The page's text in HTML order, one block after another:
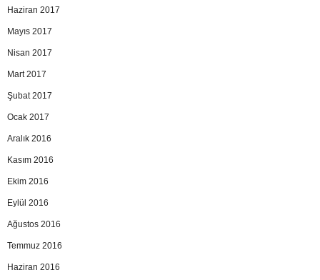
Haziran 2017
Mayıs 2017
Nisan 2017
Mart 2017
Şubat 2017
Ocak 2017
Aralık 2016
Kasım 2016
Ekim 2016
Eylül 2016
Ağustos 2016
Temmuz 2016
Haziran 2016